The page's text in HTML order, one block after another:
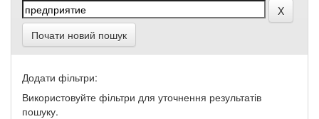
Почати новий пошук
Додати фільтри:
Використовуйте фільтри для уточнення результатів
пошуку.